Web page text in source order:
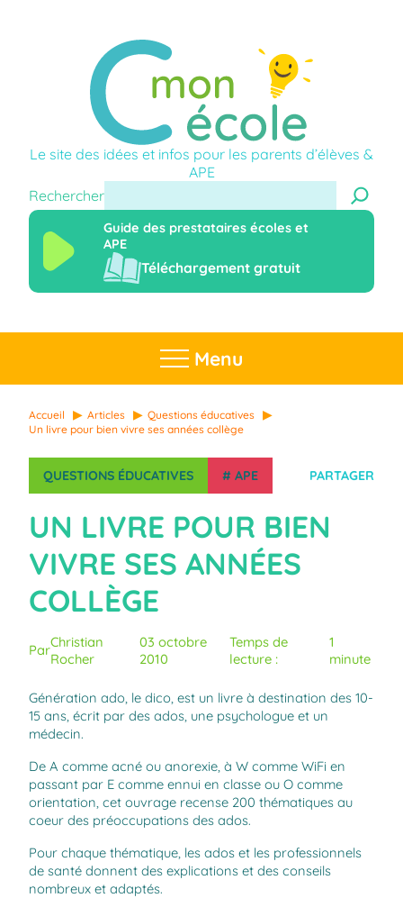
Le site des idées et infos pour les parents d’élèves &
APE
Rechercher
Guide des prestataires écoles et
APE
Téléchargement gratuit
Menu
Accueil Articles
Questions éducatives
Un livre pour bien vivre ses années collège
QUESTIONS ÉDUCATIVES # APE PARTAGER
UN LIVRE POUR BIEN
VIVRE SES ANNÉES
COLLÈGE
ParChristian
Rocher
03 octobre
2010
Temps de
lecture :
1
minute
Génération ado, le dico, est un livre à destination des 10-
15 ans, écrit par des ados, une psychologue et un
médecin.
De A comme acné ou anorexie, à W comme WiFi en
passant par E comme ennui en classe ou O comme
orientation, cet ouvrage recense 200 thématiques au
coeur des préoccupations des ados.
Pour chaque thématique, les ados et les professionnels
de santé donnent des explications et des conseils
nombreux et adaptés.